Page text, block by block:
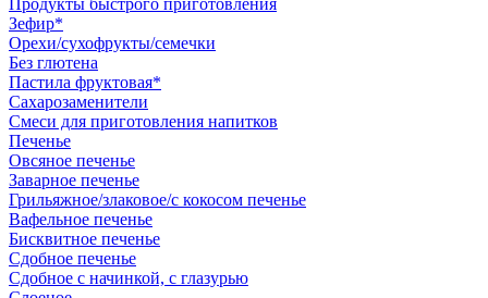
Продукты быстрого приготовления
Зефир*
Орехи/сухофрукты/семечки
Без глютена
Пастила фруктовая*
Сахарозаменители
Смеси для приготовления напитков
Печенье
Овсяное печенье
Заварное печенье
Грильяжное/злаковое/с кокосом печенье
Вафельное печенье
Бисквитное печенье
Сдобное печенье
Сдобное с начинкой, с глазурью